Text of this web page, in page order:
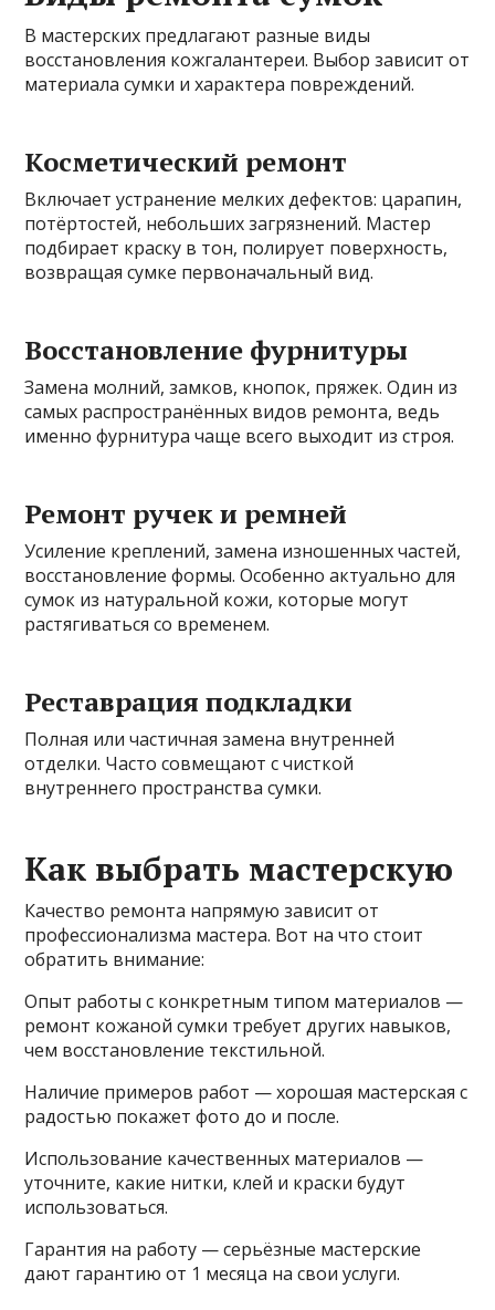
В мастерских предлагают разные виды
восстановления кожгалантереи. Выбор зависит от
материала сумки и характера повреждений.
Косметический ремонт
Включает устранение мелких дефектов: царапин,
потёртостей, небольших загрязнений. Мастер
подбирает краску в тон, полирует поверхность,
возвращая сумке первоначальный вид.
Восстановление фурнитуры
Замена молний, замков, кнопок, пряжек. Один из
самых распространённых видов ремонта, ведь
именно фурнитура чаще всего выходит из строя.
Ремонт ручек и ремней
Усиление креплений, замена изношенных частей,
восстановление формы. Особенно актуально для
сумок из натуральной кожи, которые могут
растягиваться со временем.
Реставрация подкладки
Полная или частичная замена внутренней
отделки. Часто совмещают с чисткой
внутреннего пространства сумки.
Как выбрать мастерскую
Качество ремонта напрямую зависит от
профессионализма мастера. Вот на что стоит
обратить внимание:
Опыт работы с конкретным типом материалов —
ремонт кожаной сумки требует других навыков,
чем восстановление текстильной.
Наличие примеров работ — хорошая мастерская с
радостью покажет фото до и после.
Использование качественных материалов —
уточните, какие нитки, клей и краски будут
использоваться.
Гарантия на работу — серьёзные мастерские
дают гарантию от 1 месяца на свои услуги.